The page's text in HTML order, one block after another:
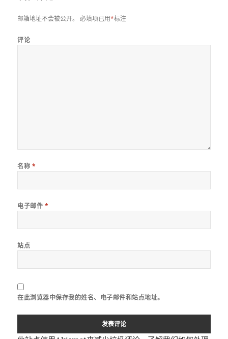
邮箱地址不会被公开。 必填项已用*标注
评论
名称 *
电子邮件 *
站点
在此浏览器中保存我的姓名、电子邮件和站点地址。